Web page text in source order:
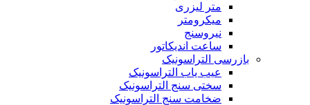
متر لیزری
میکرومتر
نیروسنج
ساعت اندیکاتور
بازرسی التراسونیک
عیب یاب التراسونیک
سختی سنج التراسونیک
ضخامت سنج التراسونیک